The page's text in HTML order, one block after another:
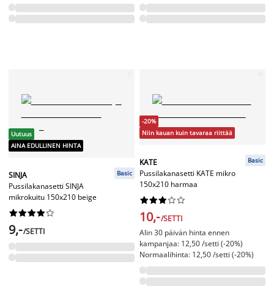
Uutuus
AINA EDULLINEN HINTA
SINJA
Pussilakanasetti SINJA
mikrokuitu 150x210 beige
Basic






9,-/SETTI
-20%
Niin kauan kuin tavaraa riittää
KATE
Pussilakanasetti KATE mikro
150x210 harmaa
Basic






10,-/SETTI
Alin 30 päivän hinta ennen
kampanjaa: 12,50 /setti (-20%)
Normaalihinta: 12,50 /setti (-20%)